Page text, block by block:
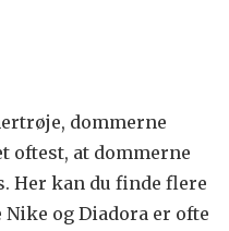
dommerne
oftest, at dommerne
Her kan du finde flere
og Diadora er ofte